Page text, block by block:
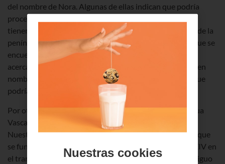
del nombre de Nora. Algunas de ellas indican que podría
proceder el francés y otras del árabe. Ambas corrientes
tienen sentido porque los árabes ocuparon el territorio de la
península ibérica durante 8 siglos, y Francia es un país que se
encuentra muy cerca de la frontera vasca. Todos estos
acercamientos culturales se podrían haber hecho notar en
nombres como Nora. También hay teorías que indican que
podría proceder del griego.
Por otro lado, como recoge la Real Academia de la Lengua
Vasca, en nuestro caso tenemos la ermita de la Nora, en
Nuestra Señora de Zangoza (Nafarroa). Es un convento que
se fundó en el año 1225 y que fue destruido en el siglo XIV en
el transcurso de las guerras con Castilla. Se trata del antiguo
Nuestras cookies